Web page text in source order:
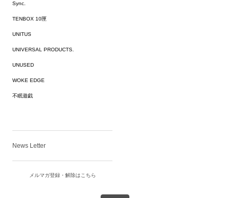
Sync.
TENBOX 10匣
UNITUS
UNIVERSAL PRODUCTS.
UNUSED
WOKE EDGE
不眠遊戯
News Letter
メルマガ登録・解除はこちら